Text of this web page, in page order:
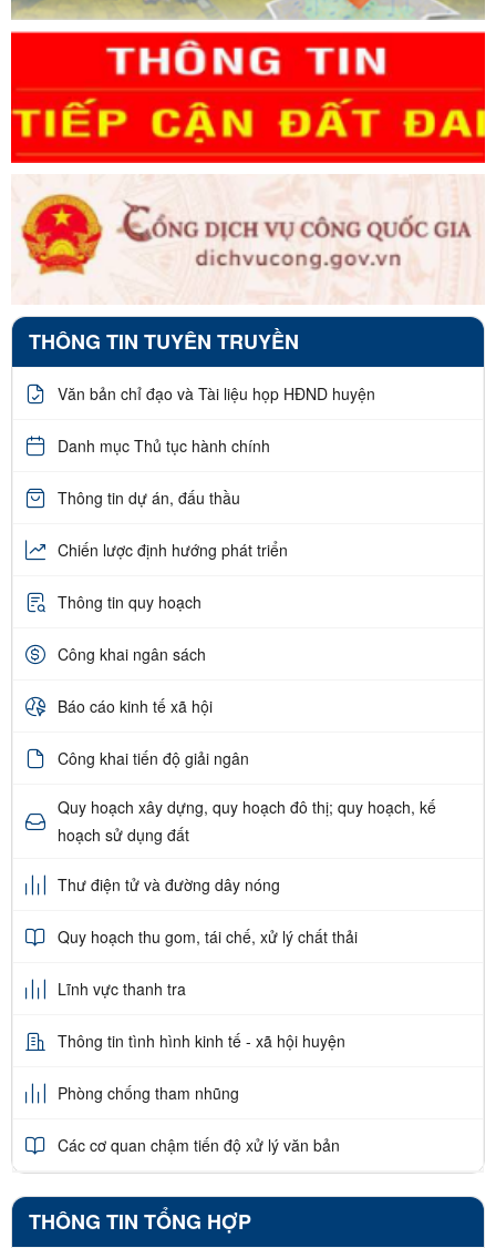
THÔNG TIN TUYÊN TRUYỀN
Văn bản chỉ đạo và Tài liệu họp HĐND huyện
Danh mục Thủ tục hành chính
Thông tin dự án, đấu thầu
Chiến lược định hướng phát triển
Thông tin quy hoạch
Công khai ngân sách
Báo cáo kinh tế xã hội
Công khai tiến độ giải ngân
Quy hoạch xây dựng, quy hoạch đô thị; quy hoạch, kế
hoạch sử dụng đất
Thư điện tử và đường dây nóng
Quy hoạch thu gom, tái chế, xử lý chất thải
Lĩnh vực thanh tra
Thông tin tình hình kinh tế - xã hội huyện
Phòng chống tham nhũng
Các cơ quan chậm tiến độ xử lý văn bản
THÔNG TIN TỔNG HỢP